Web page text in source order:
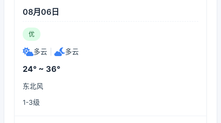
08月06日
优
多云 多云
24° ~ 36°
东北风
1-3级